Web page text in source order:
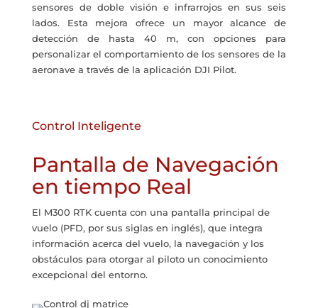
sensores de doble visión e infrarrojos en sus seis
lados. Esta mejora ofrece un mayor alcance de
detección de hasta 40 m, con opciones para
personalizar el comportamiento de los sensores de la
aeronave a través de la aplicación DJI Pilot.
Control Inteligente
Pantalla de Navegación
en tiempo Real
El M300 RTK cuenta con una pantalla principal de
vuelo (PFD, por sus siglas en inglés), que integra
información acerca del vuelo, la navegación y los
obstáculos para otorgar al piloto un conocimiento
excepcional del entorno.